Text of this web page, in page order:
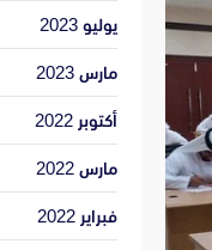
يوليو 2023
مارس 2023
أكتوبر 2022
مارس 2022
فبراير 2022